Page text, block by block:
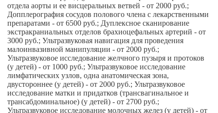
отдела аорты и ее висцеральных ветвей - от 2000 руб.;
Допплерография сосудов полового члена с лекарственными
препаратами - от 6500 руб.; Дуплексное сканирование
экстракраниальных отделов брахиоцефальных артерий - от
3000 руб.; Ультразвуковая навигация для проведения
малоинвазивной манипуляции - от 2000 руб.;
Ультразвуковое исследование желчного пузыря и протоков
(у детей) - от 1000 руб.; Ультразвуковое исследование
лимфатических узлов, одна анатомическая зона,
двустороннее (у детей) - от 2000 руб.; Ультразвуковое
исследование матки и придатков (трансвагинальное и
трансабдоминальное) (у детей) - от 2700 руб.;
Ультразвуковое исследование молочных желез (у детей) - от